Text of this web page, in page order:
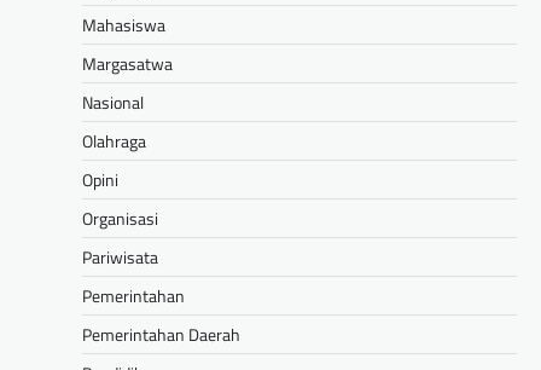
Mahasiswa
Margasatwa
Nasional
Olahraga
Opini
Organisasi
Pariwisata
Pemerintahan
Pemerintahan Daerah